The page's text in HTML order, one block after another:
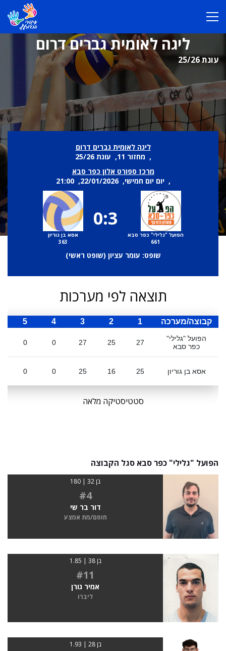
ליגה לאומית גברים דרום
עונת 25/26
ליגה לאומית גברים דרום
, מחזור 11, עונת 25/26
מרכז ספורט אלון כפר סבא
, יום יום חמישי, 22/01/2026, 21:00
הפועל "גלילי" כפר סבא
661
0:3
אסא בן גוריון
363
שופט: עומר עציון (שופט ראשי)
תוצאה לפי מערכות
קבוצה/מערכה 1
2
3
4
5
הפועל "גלילי"
כפר סבא
27
25
27
0
0
אסא בן גוריון 25
16
25
0
0
סטטיסטיקה מלאה
הפועל "גלילי" כפר סבא סגל הקבוצה
בן 32 | 180
#4
דור בר שי
חוסם/מת אמצע
בן 38 | 1.85
#11
אמיר גורן
ליברו
בן 28 | 1.93